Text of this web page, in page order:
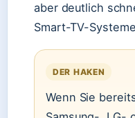
aber deutlich
Smart-TV-
DER HAKEN
Wenn Sie